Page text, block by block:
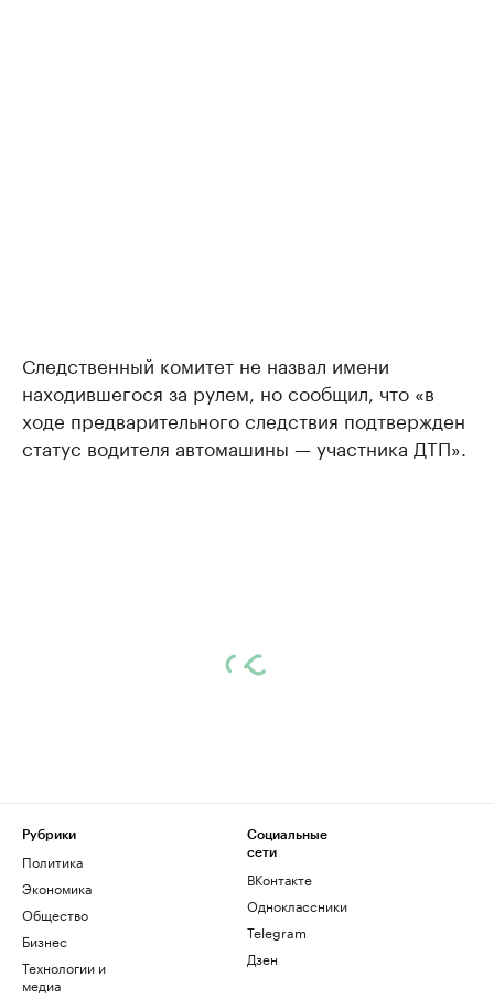
Следственный комитет не назвал имени
находившегося за рулем, но сообщил, что «в
ходе предварительного следствия подтвержден
статус водителя автомашины — участника ДТП».
Рубрики
Политика
Экономика
Общество
Бизнес
Технологии и
медиа
Социальные
сети
ВКонтакте
Одноклассники
Telegram
Дзен